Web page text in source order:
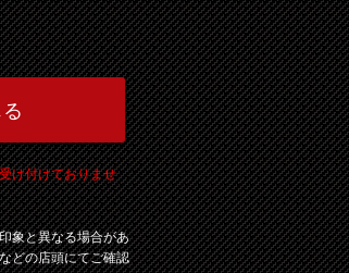
け付けておりませ
象と異なる場合があ
どの店頭にてご確認